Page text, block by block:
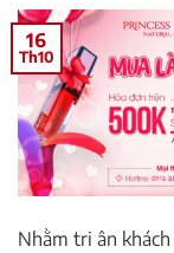
16
Th10
Nhằm tri ân